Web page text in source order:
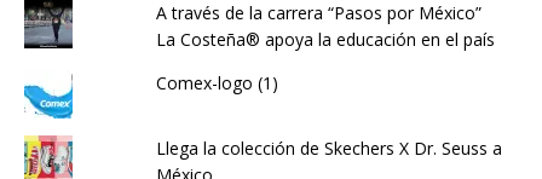
A través de la carrera “Pasos por México”
La Costeña® apoya la educación en el país
Comex-logo (1)
Llega la colección de Skechers X Dr. Seuss a